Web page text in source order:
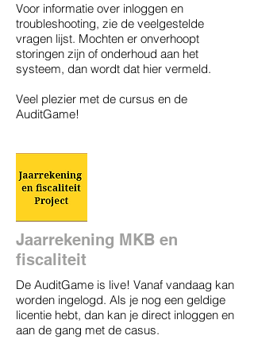
Voor informatie over inloggen en
troubleshooting, zie de veelgestelde
vragen lijst. Mochten er onverhoopt
storingen zijn of onderhoud aan het
systeem, dan wordt dat hier vermeld.
​Veel plezier met de cursus en de
AuditGame!
Jaarrekening MKB en
fiscaliteit
De AuditGame is live! Vanaf vandaag kan
worden ingelogd. Als je nog een geldige
licentie hebt, dan kan je direct inloggen en
aan de gang met de casus.